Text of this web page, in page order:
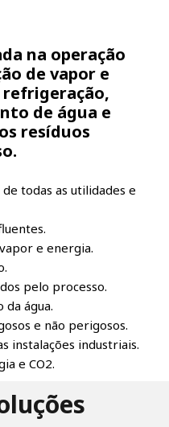
na operação
de vapor e
refrigeração,
de água e
resíduos
todas as utilidades e
e energia.
pelo processo.
da água.
e não perigosos.
instalações industriais.
e CO2.